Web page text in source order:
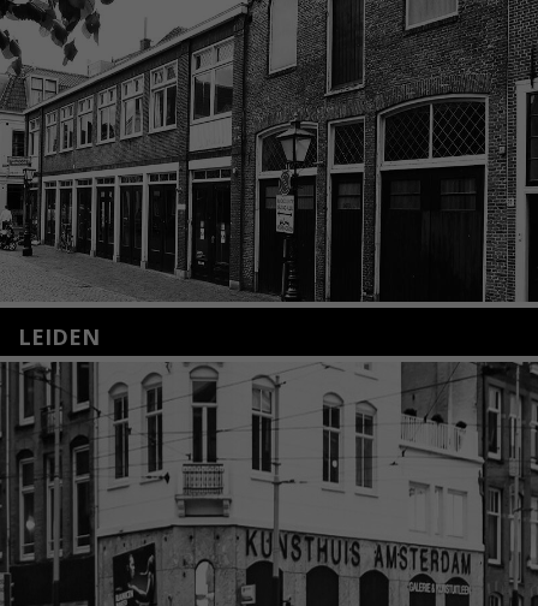
LEIDEN
Nieuwstraat 35
2312 KA Leiden
+31(0)71 – 52 84 480
info@kunsthuisleiden.nl
Lees meer